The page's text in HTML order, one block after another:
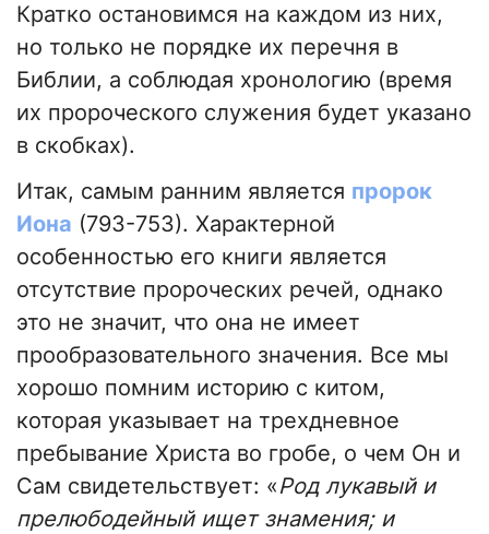
Кратко остановимся на каждом из них,
но только не порядке их перечня в
Библии, а соблюдая хронологию (время
их пророческого служения будет указано
в скобках).
Итак, самым ранним является пророк
Иона (793-753). Характерной
особенностью его книги является
отсутствие пророческих речей, однако
это не значит, что она не имеет
прообразовательного значения. Все мы
хорошо помним историю с китом,
которая указывает на трехдневное
пребывание Христа во гробе, о чем Он и
Сам свидетельствует: «Род лукавый и
прелюбодейный ищет знамения; и